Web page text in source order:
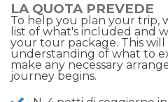
LA QUOTA PREVEDE
To help you plan your trip,
list of what's included and
your tour package. This will
understanding of what to
make any necessary
journey begins.